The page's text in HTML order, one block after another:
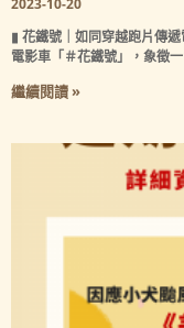
2023-10-20
▮ 花鐵號｜如同穿越跑片傳
電影車「＃花鐵號」，象徵
繼續閱讀 »